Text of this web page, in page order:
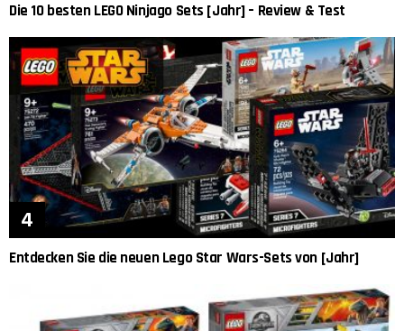
Die 10 besten LEGO Ninjago Sets [Jahr] – Review & Test
Entdecken Sie die neuen Lego Star Wars-Sets von [Jahr]